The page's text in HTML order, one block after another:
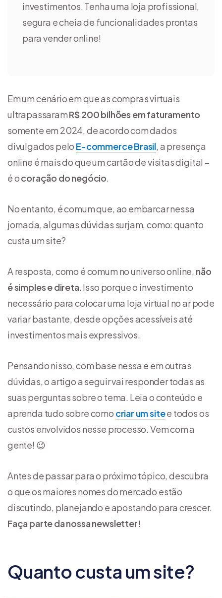
investimentos. Tenha uma loja profissional,
segura e cheia de funcionalidades prontas
para vender online!
Em um cenário em que as compras virtuais
ultrapassaramR$ 200 bilhões em faturamento
somente em 2024, de acordo com dados
divulgados pelo E-commerce Brasil, a presença
online é mais do que um cartão de visitas digital –
é ocoração do negócio.
No entanto, é comum que, ao embarcar nessa
jornada, algumas dúvidas surjam, como: quanto
custa um site?
A resposta, como é comum no universo online, não
é simples e direta. Isso porque o investimento
necessário para colocar uma loja virtual no ar pode
variar bastante, desde opções acessíveis até
investimentos mais expressivos.
Pensando nisso, com base nessa e em outras
dúvidas, o artigo a seguir vai responder todas as
suas perguntas sobre o tema. Leia o conteúdo e
aprenda tudo sobre como criar um sitee todos os
custos envolvidos nesse processo. Vem com a
gente! 😉
Antes de passar para o próximo tópico, descubra
o que os maiores nomes do mercado estão
discutindo, planejando e apostando para crescer.
Faça parte da nossa newsletter!
Quanto custa um site?